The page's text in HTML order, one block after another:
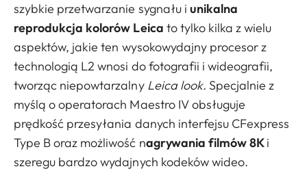
szybkie przetwarzanie sygnału i unikalna
reprodukcja kolorów Leica to tylko kilka z wielu
aspektów, jakie ten wysokowydajny procesor z
technologią L2 wnosi do fotografii i wideografii,
tworząc niepowtarzalny Leica look. Specjalnie z
myślą o operatorach Maestro IV obsługuje
prędkość przesyłania danych interfejsu CFexpress
Type B oraz możliwość nagrywania filmów 8Ki
szeregu bardzo wydajnych kodeków wideo.